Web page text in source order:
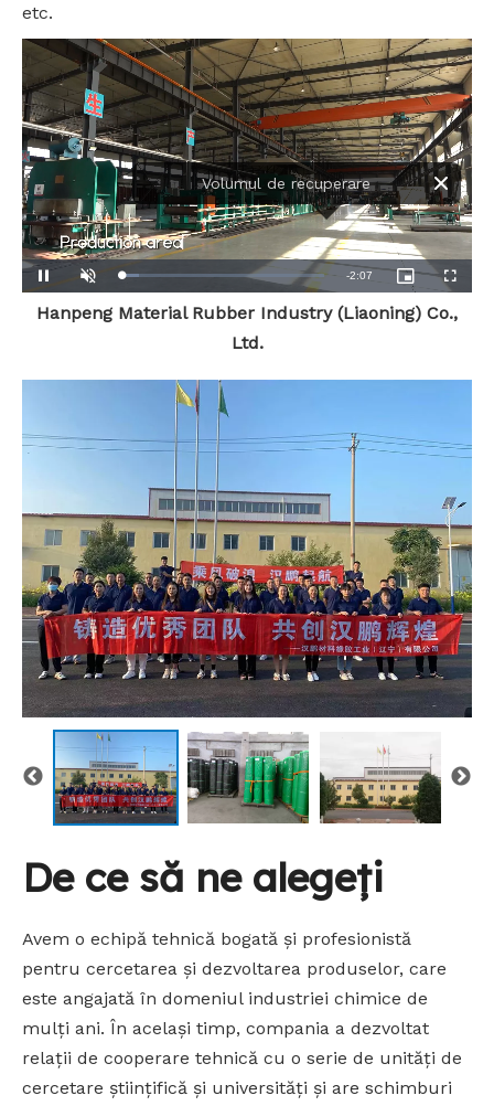
etc.
Volumul de recuperare
Pause Unmute Loaded:
Remaining
Time
-2:07
Picture-
in-
Picture
Fullscreen
Hanpeng Material Rubber Industry (Liaoning) Co.,
Ltd.
De ce să ne alegeți
Avem o echipă tehnică bogată și profesionistă
pentru cercetarea și dezvoltarea produselor, care
este angajată în domeniul industriei chimice de
mulți ani. În același timp, compania a dezvoltat
relații de cooperare tehnică cu o serie de unități de
cercetare științifică și universități și are schimburi